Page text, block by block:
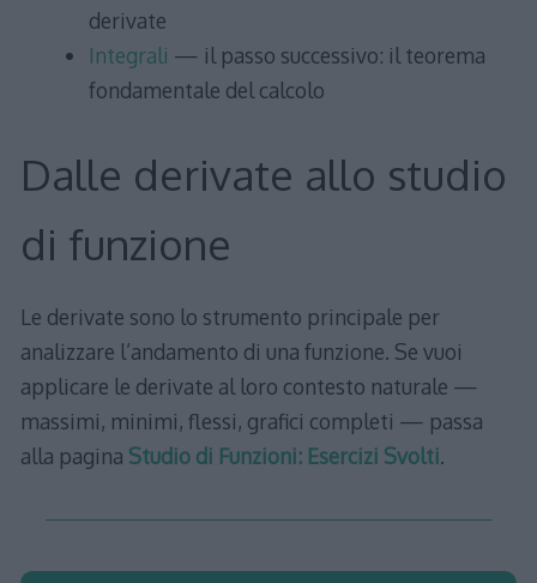
derivate
Integrali — il passo successivo: il teorema
fondamentale del calcolo
Dalle derivate allo studio
di funzione
Le derivate sono lo strumento principale per
analizzare l’andamento di una funzione. Se vuoi
applicare le derivate al loro contesto naturale —
massimi, minimi, flessi, grafici completi — passa
alla pagina Studio di Funzioni: Esercizi Svolti.